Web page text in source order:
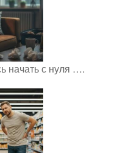
начать с нуля ….